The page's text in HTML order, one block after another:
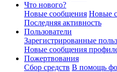
Что нового?
Новые сообщения Новые
Последняя активность
Пользователи
Зарегистрированные
Новые сообщения
Пожертвования
Сбор средств В помощь